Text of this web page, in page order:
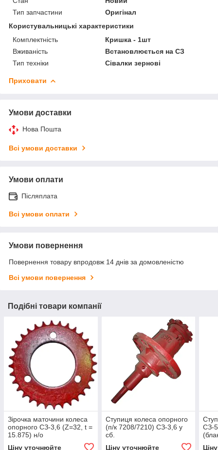
Тип запчастини
Оригінал
Користувальницькі характеристики
Комплектність
Кришка - 1шт
Вживаність
Встановлюється на СЗ
Тип техніки
Сівалки зернові
Приховати
Умови доставки
Нова Пошта
Всі умови доставки
Умови оплати
Післяплата
Всі умови оплати
Умови повернення
Повернення товару впродовж 14 днів за домовленістю
Всі умови повернення
Подібні товари компанії
Зірочка маточини колеса
опорного СЗ-3,6 (Z=32, t =
15.875) н/о
Ціну уточнюйте
Ступиця колеса опорного
(п/к 7208/7210) СЗ-3,6 у
сб.
Ціну уточнюйте
СЗ-